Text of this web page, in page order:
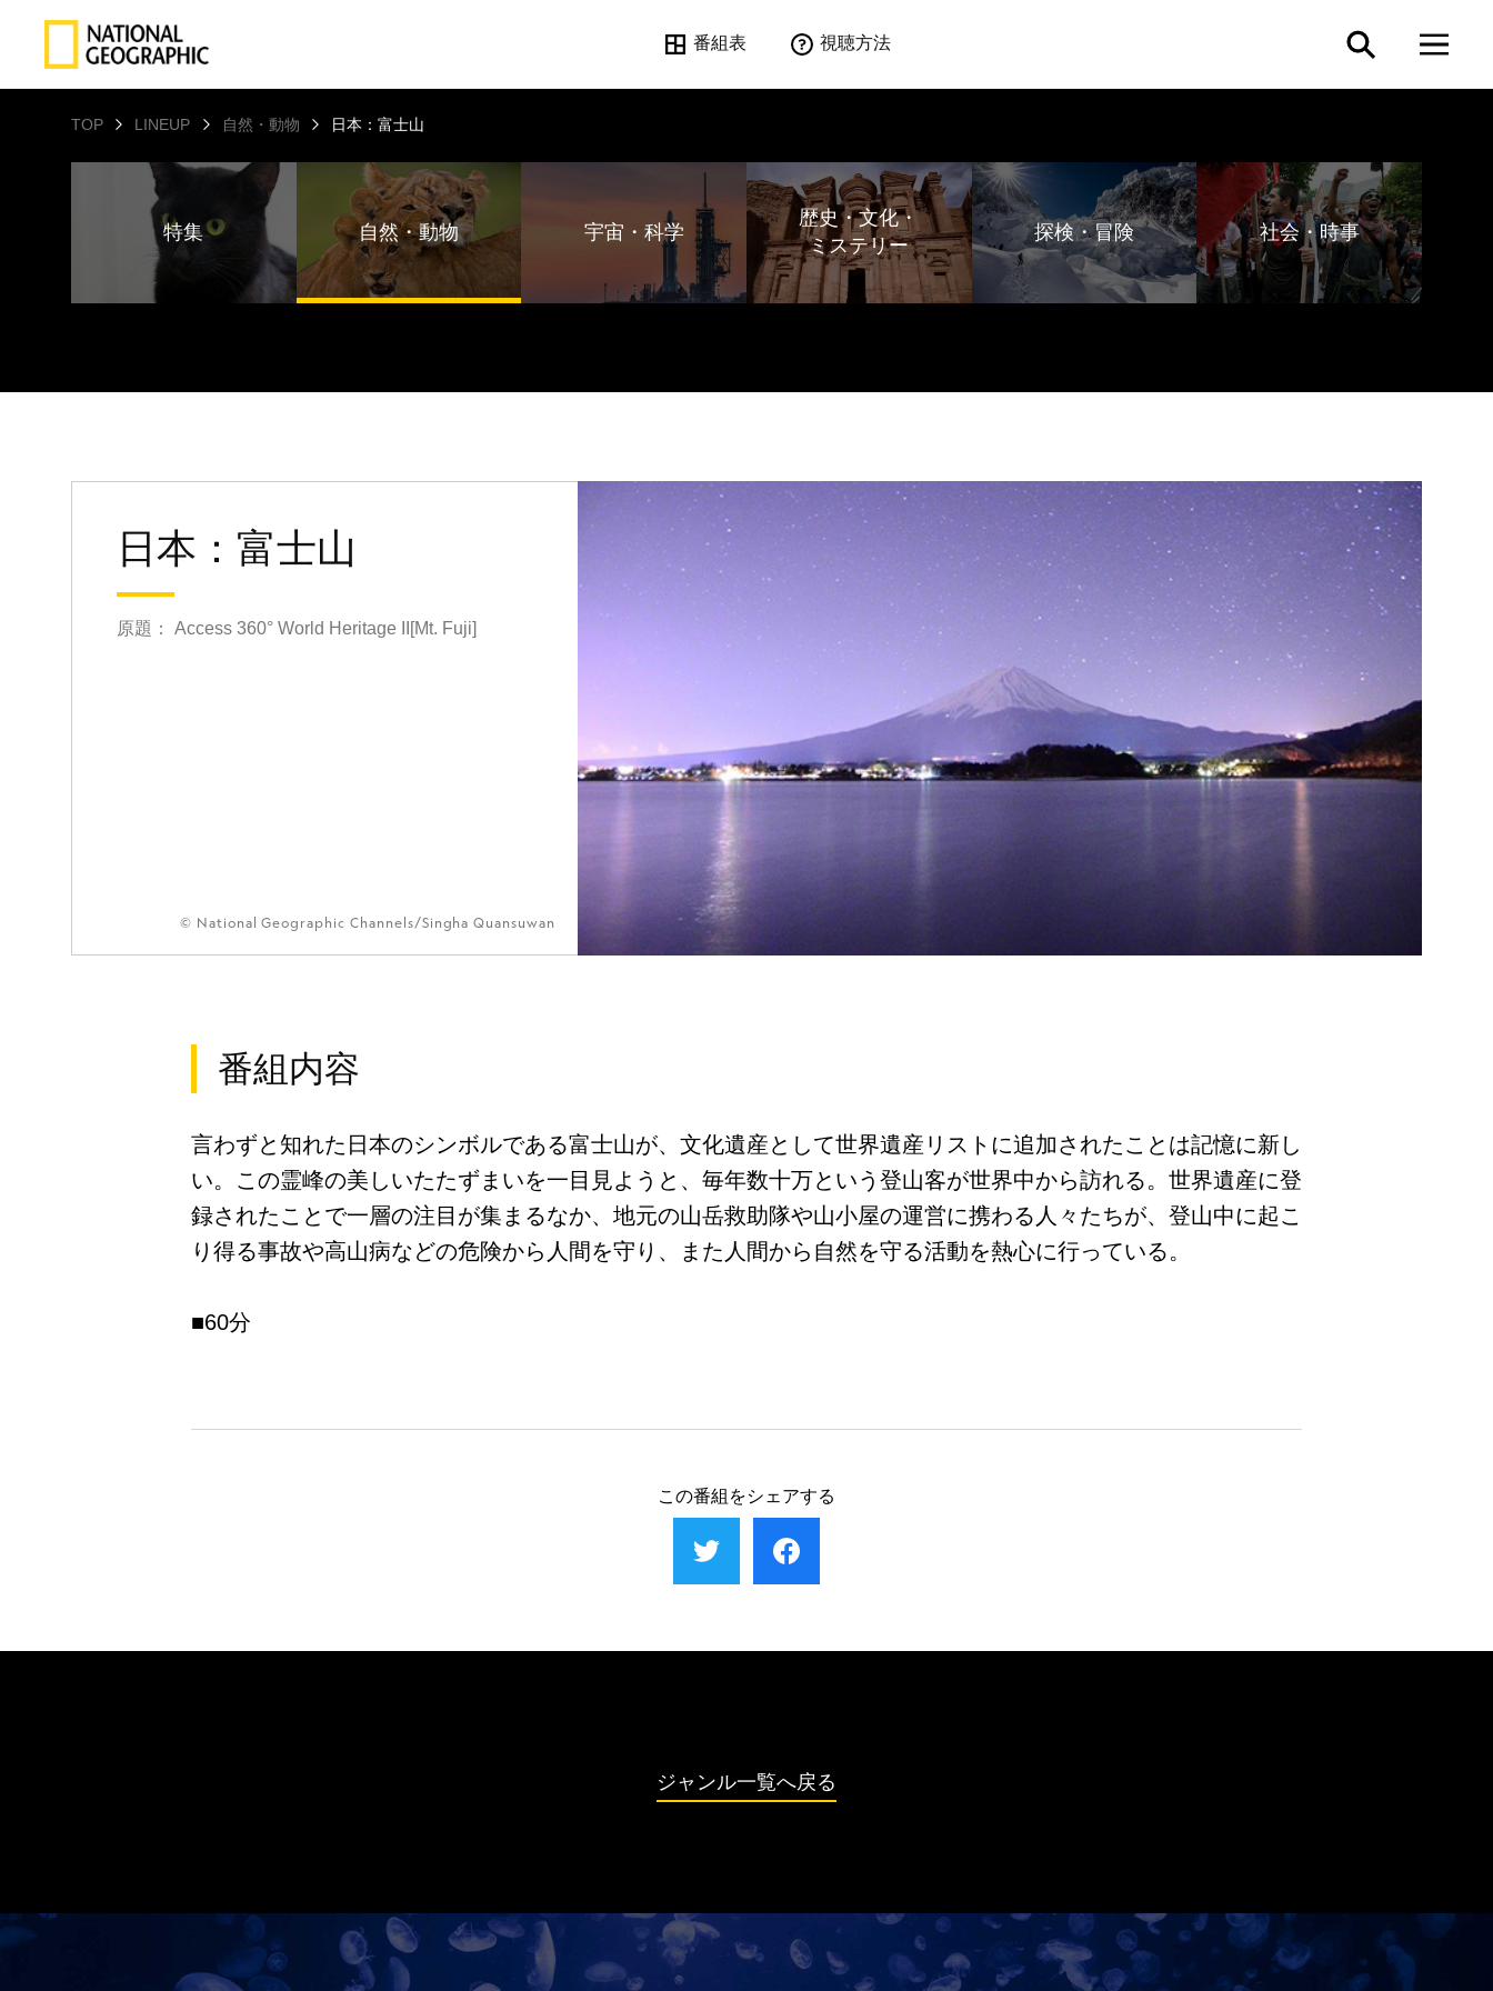
番組表 視聴方法
TOP LINEUP 自然・動物 日本：富士山
特集 自然・動物 宇宙・科学
歴史・文化・
ミステリー
探検・冒険 社会・時事
日本：富士山
原題： Access 360° World Heritage II[Mt. Fuji]
© National Geographic Channels/Singha Quansuwan
番組内容
言わずと知れた日本のシンボルである富士山が、文化遺産として世界遺産リストに追加されたことは記憶に新し
い。この霊峰の美しいたたずまいを一目見ようと、毎年数十万という登山客が世界中から訪れる。世界遺産に登
録されたことで一層の注目が集まるなか、地元の山岳救助隊や山小屋の運営に携わる人々たちが、登山中に起こ
り得る事故や高山病などの危険から人間を守り、また人間から自然を守る活動を熱心に行っている。
■60分
この番組をシェアする
ジャンル一覧へ戻る